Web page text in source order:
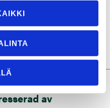
nu kommer att
till och med årtionden.
av